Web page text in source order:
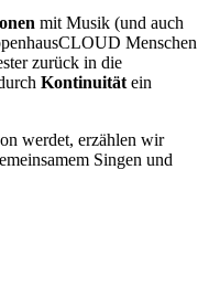
mit Musik (und auch
Menschen
zurück in die
Kontinuität ein
werdet, erzählen wir
Singen und